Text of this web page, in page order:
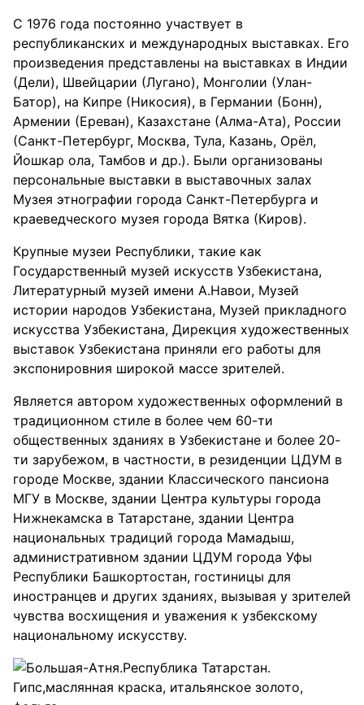
С 1976 года постоянно участвует в
республиканских и международных выставках. Его
произведения представлены на выставках в Индии
(Дели), Швейцарии (Лугано), Монголии (Улан-
Батор), на Кипре (Никосия), в Германии (Бонн),
Армении (Ереван), Казахстане (Алма-Ата), России
(Санкт-Петербург, Москва, Тула, Казань, Орёл,
Йошкар ола, Тамбов и др.). Были организованы
персональные выставки в выставочных залах
Музея этнографии города Санкт-Петербурга и
краеведческого музея города Вятка (Киров).
Крупные музеи Республики, такие как
Государственный музей искусств Узбекистана,
Литературный музей имени А.Навои, Музей
истории народов Узбекистана, Музей прикладного
искусства Узбекистана, Дирекция художественных
выставок Узбекистана приняли его работы для
экспонировния широкой массе зрителей.
Является автором художественных оформлений в
традиционном стиле в более чем 60-ти
общественных зданиях в Узбекистане и более 20-
ти зарубежом, в частности, в резиденции ЦДУМ в
городе Москве, здании Классического пансиона
МГУ в Москве, здании Центра культуры города
Нижнекамска в Татарстане, здании Центра
национальных традиций города Мамадыш,
административном здании ЦДУМ города Уфы
Республики Башкортостан, гостиницы для
иностранцев и других зданиях, вызывая у зрителей
чувства восхищения и уважения к узбекскому
национальному искусству.